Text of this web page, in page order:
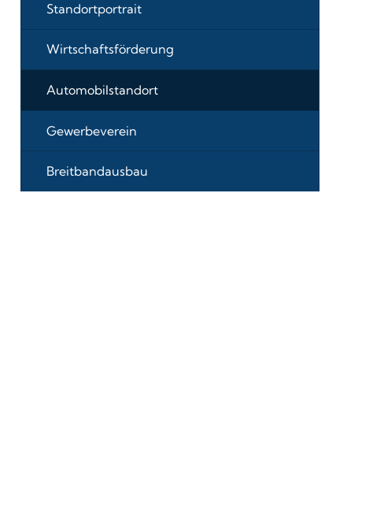
Standortportrait
Wirtschaftsförderung
Automobilstandort
Gewerbeverein
Breitbandausbau